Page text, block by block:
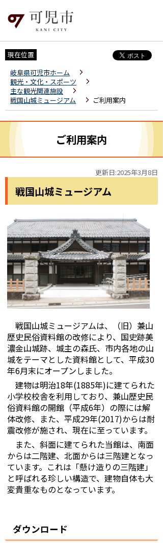
現在位置
岐阜県可児市ホーム
観光・文化・スポーツ
主な観光関連施設
戦国山城ミュージアム
ご利用案内
ご利用案内
更新日:2025年3月8日
戦国山城ミュージアム
戦国山城ミュージアムは、（旧）兼山
歴史民俗資料館の改修により、国史跡美
濃金山城跡、城主の森氏、市内各地の山
城をテーマとした資料館として、平成30
年6月末にオープンしました。
建物は明治18年(1885年)に建てられた
小学校校舎を利用しており、兼山歴史民
俗資料館の開館（平成6年）の際には解
体改修、また、平成29年(2017)からは耐
震改修が施され、現在に至っています。
また、斜面に建てられた当館は、南面
からは二階建、北面からは三階建となっ
ています。これは「懸け造りの三階建」
と呼ばれる珍しい構造で、建物自体も大
変貴重なものとなっています。
ダウンロード